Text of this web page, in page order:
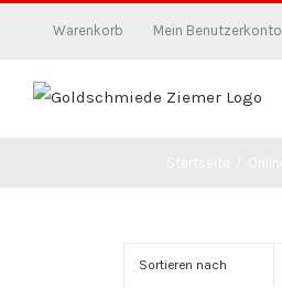
Warenkorb Mein Benutzerkonto
Sortieren nach